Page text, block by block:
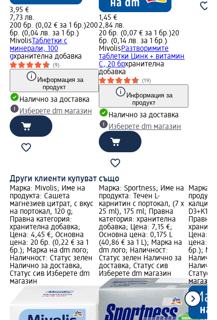
3,95 €
7,73 лв.
200 бр. (0,02 € за 1 бр.)200
бр. (0,04 лв. за 1 бр.)
Mivolis Таблетки с
минерали, 100
gхранителна добавка
(9)
Информация за
продукт
Налично за доставка
Изберете dm магазин
1,45 €
2,84 лв.
20 бр. (0,07 € за 1 бр.)20
бр. (0,14 лв. за 1 бр.)
MivolisРазтворимите
таблетки Цинк + витамин
C, 20 брхранителна
добавка
(19)
Информация за
продукт
Налично за доставка
Изберете dm магазин
Други клиенти купуват също
Марка: Mivolis; Име на
продукта: Сашета
магнезиев цитрат, с вкус
на портокал, 120 g;
Правна категория:
хранителна добавка;
Цена: 4,45 €; Основна
цена: 20 бр. (0,22 € за 1
бр.); Марка на dm лого;
Наличност: Статус зелен
Налично за доставка,
Статус сив Изберете dm
магазин
Марка: Sportness; Име на
продукта: Течен L-
карнитин с портокал, (7 x
25 ml), 175 ml; Правна
категория: хранителна
добавка; Цена: 7,15 €;
Основна цена: 0,175 L
(40,86 € за 1 L); Марка на
dm лого; Наличност:
Статус зелен Налично за
доставка, Статус сив
Изберете dm магазин
Марка:
калций
Правна
Цена:
цена:
бр.);
Статус
магазин